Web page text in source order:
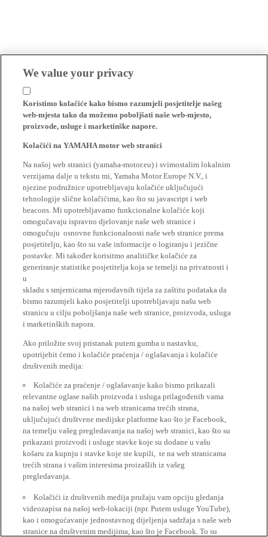
We value your privacy
Koristimo kolačiće kako bismo razumjeli posjetitelje našeg
web-mjesta tako da možemo poboljšati naše web-mjesto,
proizvode, usluge i marketinške napore.
Kolačići na YAMAHA motor web stranici
Na našoj web stranici (yamaha-motor.eu) i svimostalim lokalnim
verzijama dalje u tekstu mi, Yamaha Motor Europe N.V., i
njezine podružnice upotrebljavaju kolačiće uključujući
tehnologije slične kolačićima, kao što su javascript i web
beacons. Mi upotrebljavamo funkcionalne kolačiće koji
omogučavaju ispravno djelovanje naše web stranice i
omogučuju osnovne funkcionalnosti naše web stranice prema
posjetitelju, kao što su vaše informacije o logiranju i jezične
postavke. Mi također korisitmo analitičke kolačiće za
generiranje statistike posjetitelja koja se temelji na privatnosti i
u
skladu s smjernicama mjerodavnih tijela za zaštitu podataka da
bismo razumjeli kako posjetitelji upotrebljavaju našu web
stranicu u cilju poboljšanja naše web stranice, proizvoda, usluga
i marketinških napora.
Ako priložite svoj pristanak putem gumba u nastavku,
upotrijebit ćemo i kolačiće praćenja / oglašavanja i kolačiće
društvenih medija:
Kolačiće za praćenje / oglašavanje kako bismo prikazali
relevantne oglase naših proizvoda i usluga prilagođenih vama
na našoj web stranici i na web stranicama trećih strana,
uključujući društvene medijske platforme kao što je Facebook,
na temelju vašeg pregledavanja na našoj web stranici, kao što su
prikazani proizvodi i usluge stavke koje su dodane u vašu
košaru za kupnju i stavke koje ste kupili, te na web stranicama
trećih strana i vašim interesima proizašlih iz vašeg
pregledavanja.
Kolačići iz društvenih medija pružaju vam opciju gledanja
videozapisa na našoj web-lokaciji (npr. Putem usluge YouTube),
kao i omogućavanje jednostavnog dijeljenja sadržaja s naše web
stranice na društvenim medijima, kao što je Facebook. To su